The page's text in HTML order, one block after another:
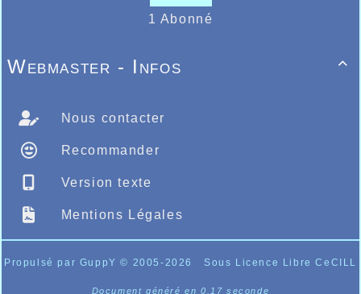
Anaud Lamarque Saint Laurent Salanque...
1 Abonné

Webmaster - Infos
Nous contacter
Recommander
Version texte
Mentions Légales
Propulsé par GuppY© 2005-2026 Sous Licence Libre CeCILL
Document généré en 0.17 seconde